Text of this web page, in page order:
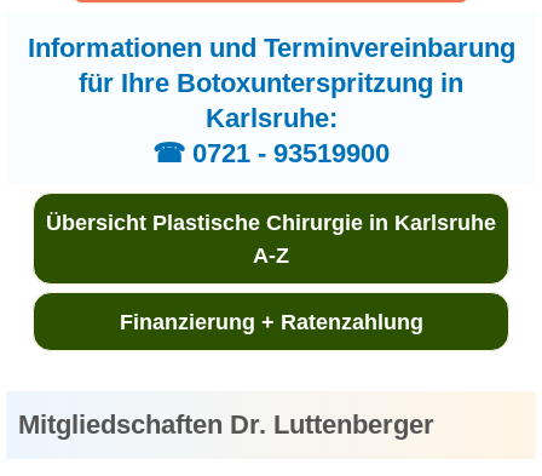
Informationen und Terminvereinbarung
für Ihre Botoxunterspritzung in
Karlsruhe:
☎ 0721 - 93519900
Übersicht Plastische Chirurgie in Karlsruhe
A-Z
Finanzierung + Ratenzahlung
Mitgliedschaften Dr. Luttenberger